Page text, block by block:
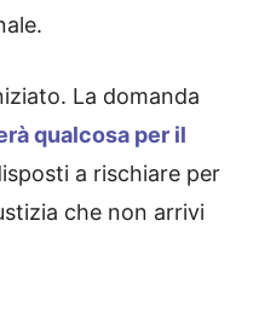
La domanda
qualcosa per il
a rischiare per
che non arrivi